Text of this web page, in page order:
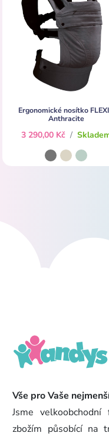
Ergonomické nosítko
Anthracite
3 290,00 Kč /
Vše pro Vaše
Jsme
zbožím působící na